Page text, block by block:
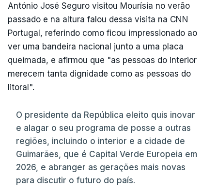
António José Seguro visitou Mourísia no verão
passado e na altura falou dessa visita na CNN
Portugal, referindo como ficou impressionado ao
ver uma bandeira nacional junto a uma placa
queimada, e afirmou que "as pessoas do interior
merecem tanta dignidade como as pessoas do
litoral".
O presidente da República eleito quis inovar
e alagar o seu programa de posse a outras
regiões, incluindo o interior e a cidade de
Guimarães, que é Capital Verde Europeia em
2026, e abranger as gerações mais novas
para discutir o futuro do país.